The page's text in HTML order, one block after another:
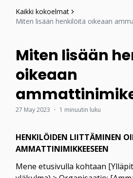
Kaikki kokoelmat
Miten lisään henkilöitä oikeaan
Miten lisään
oikeaan
27 May 2023 · 1 minuutin luku
HENKILÖIDEN LIITTÄMINEN
Mene etusivulla kohtaan